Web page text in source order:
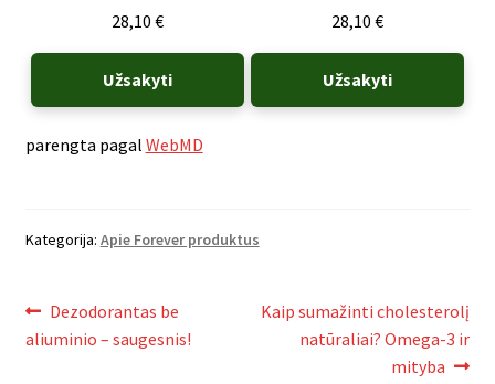
28,10€
Užsakyti
28,10 €
Užsakyti
parengta pagal WebMD
Kategorija: Apie Forever produktus
Navigacija
tarp
Ankstenis
įrašas:
Dezodorantas be
aliuminio – saugesnis!
Naujesnis
įrašas:
Kaip sumažinti cholesterolį
natūraliai? Omega-3 ir
mityba